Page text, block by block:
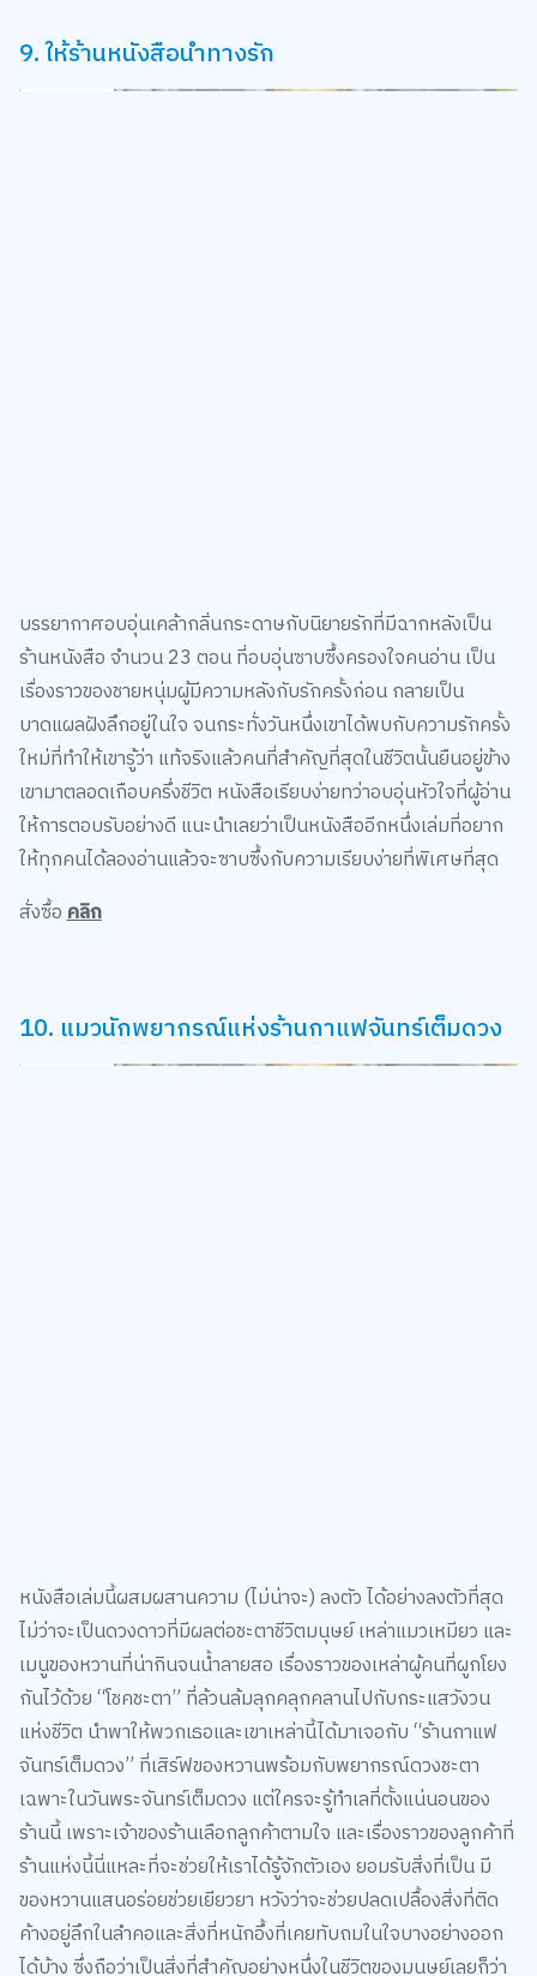
9. ให้ร้านหนังสือนำทางรัก
บรรยากาศอบอุ่นเคล้ากลิ่นกระดาษกับนิยายรักที่มีฉากหลังเป็น
ร้านหนังสือ จำนวน 23 ตอน ที่อบอุ่นซาบซึ้งครองใจคนอ่าน เป็น
เรื่องราวของชายหนุ่มผู้มีความหลังกับรักครั้งก่อน กลายเป็น
บาดแผลฝังลึกอยู่ในใจ จนกระทั่งวันหนึ่งเขาได้พบกับความรักครั้ง
ใหม่ที่ทำให้เขารู้ว่า แท้จริงแล้วคนที่สำคัญที่สุดในชีวิตนั้นยืนอยู่ข้าง
เขามาตลอดเกือบครึ่งชีวิต หนังสือเรียบง่ายทว่าอบอุ่นหัวใจที่ผู้อ่าน
ให้การตอบรับอย่างดี แนะนำเลยว่าเป็นหนังสืออีกหนึ่งเล่มที่อยาก
ให้ทุกคนได้ลองอ่านแล้วจะซาบซึ้งกับความเรียบง่ายที่พิเศษที่สุด
สั่งซื้อคลิก
10. แมวนักพยากรณ์แห่งร้านกาแฟจันทร์เต็มดวง
หนังสือเล่มนี้ผสมผสานความ (ไม่น่าจะ) ลงตัว ได้อย่างลงตัวที่สุด
ไม่ว่าจะเป็นดวงดาวที่มีผลต่อชะตาชีวิตมนุษย์ เหล่าแมวเหมียว และ
เมนูของหวานที่น่ากินจนน้ำลายสอ เรื่องราวของเหล่าผู้คนที่ผูกโยง
กันไว้ด้วย “โชคชะตา” ที่ล้วนล้มลุกคลุกคลานไปกับกระแสวังวน
แห่งชีวิต นำพาให้พวกเธอและเขาเหล่านี้ได้มาเจอกับ “ร้านกาแฟ
จันทร์เต็มดวง” ที่เสิร์ฟของหวานพร้อมกับพยากรณ์ดวงชะตา
เฉพาะในวันพระจันทร์เต็มดวง แต่ใครจะรู้ทำเลที่ตั้งแน่นอนของ
ร้านนี้ เพราะเจ้าของร้านเลือกลูกค้าตามใจ และเรื่องราวของลูกค้าที่
ร้านแห่งนี้นี่แหละที่จะช่วยให้เราได้รู้จักตัวเอง ยอมรับสิ่งที่เป็น มี
ของหวานแสนอร่อยช่วยเยียวยา หวังว่าจะช่วยปลดเปลื้องสิ่งที่ติด
ค้างอยู่ลึกในลำคอและสิ่งที่หนักอึ้งที่เคยทับถมในใจบางอย่างออก
ได้บ้าง ซึ่งถือว่าเป็นสิ่งที่สำคัญอย่างหนึ่งในชีวิตของมนุษย์เลยก็ว่า